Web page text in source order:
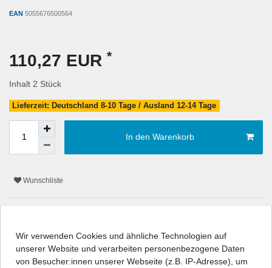
EAN 5055676500564
110,27 EUR *
Inhalt 2 Stück
Lieferzeit: Deutschland 8-10 Tage / Ausland 12-14 Tage
In den Warenkorb
Wunschliste
Wir verwenden Cookies und ähnliche Technologien auf
unserer Website und verarbeiten personenbezogene Daten
von Besucher:innen unserer Webseite (z.B. IP-Adresse), um